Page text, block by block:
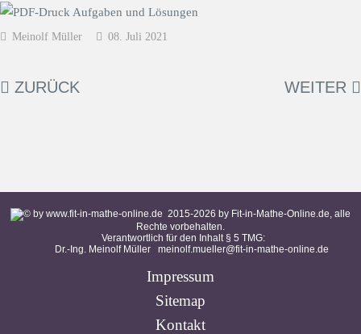
Meinolf Müller 08. Juli 2021
ZURÜCK WEITER
2015-2026 by Fit-in-Mathe-Online.de, alle
Rechte vorbehalten.
Verantwortlich für den Inhalt § 5 TMG:
Dr.-Ing. Meinolf Müller meinolf.mueller@fit-in-mathe-online.de
Impressum
Sitemap
Kontakt